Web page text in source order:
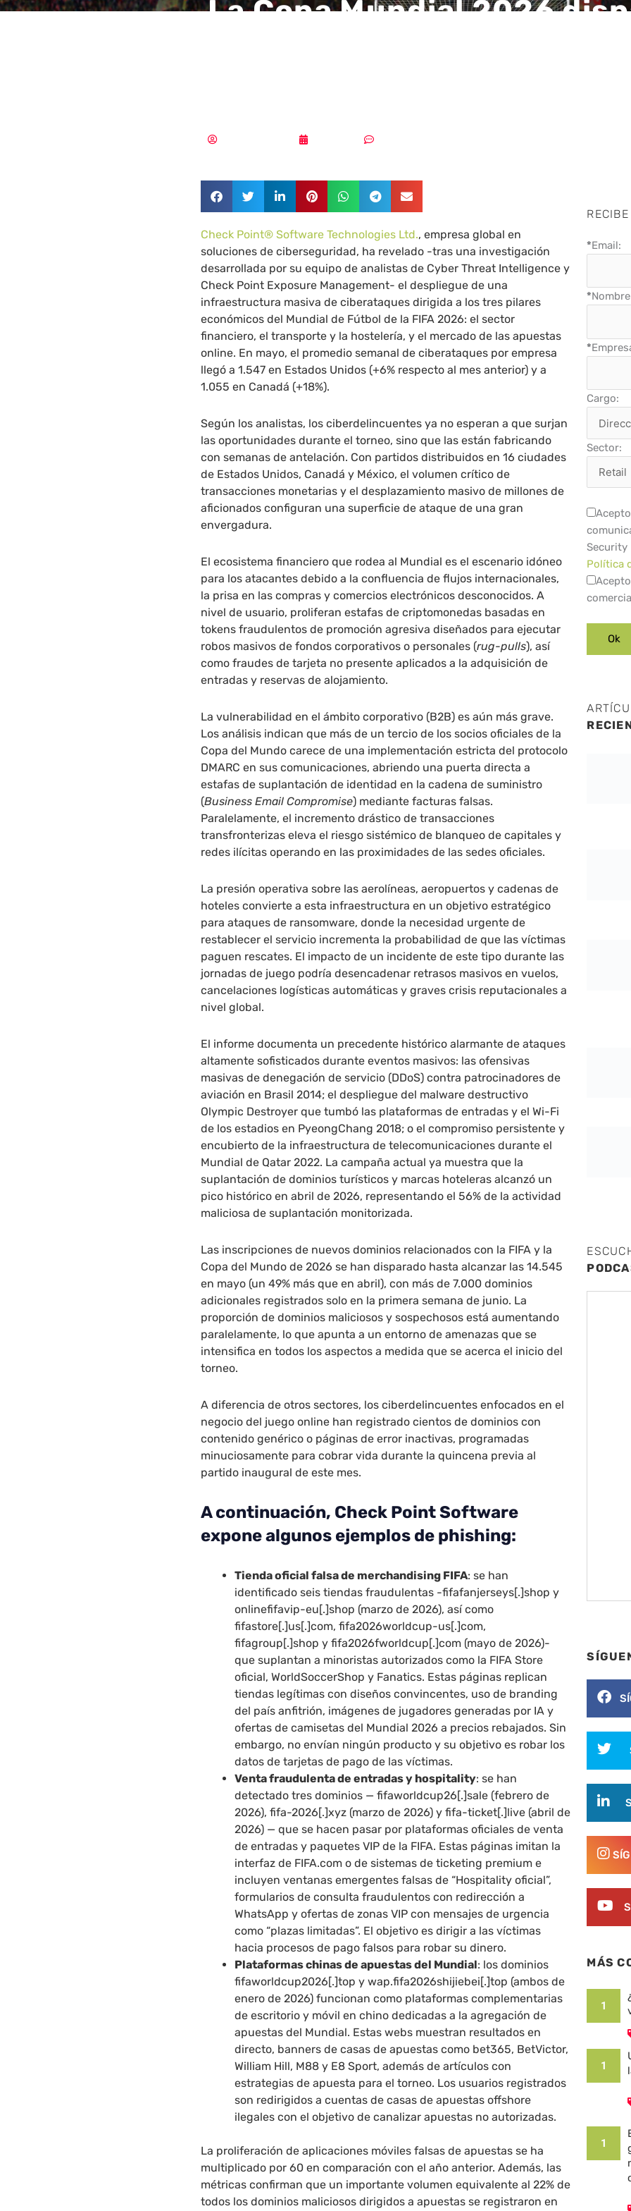
La Copa Mundial 2026
Check Point® Software Technologies Ltd., empresa global en
soluciones de ciberseguridad, ha revelado -tras una investigación
desarrollada por su equipo de analistas de Cyber Threat Intelligence y
Check Point Exposure Management- el despliegue de una
infraestructura masiva de ciberataques dirigida a los tres pilares
económicos del Mundial de Fútbol de la FIFA 2026: el sector
financiero, el transporte y la hostelería, y el mercado de las apuestas
online. En mayo, el promedio semanal de ciberataques por empresa
llegó a 1.547 en Estados Unidos (+6% respecto al mes anterior) y a
1.055 en Canadá (+18%).
Según los analistas, los ciberdelincuentes ya no esperan a que surjan
las oportunidades durante el torneo, sino que las están fabricando
con semanas de antelación. Con partidos distribuidos en 16 ciudades
de Estados Unidos, Canadá y México, el volumen crítico de
transacciones monetarias y el desplazamiento masivo de millones de
aficionados configuran una superficie de ataque de una gran
envergadura.
El ecosistema financiero que rodea al Mundial es el escenario idóneo
para los atacantes debido a la confluencia de flujos internacionales,
la prisa en las compras y comercios electrónicos desconocidos. A
nivel de usuario, proliferan estafas de criptomonedas basadas en
tokens fraudulentos de promoción agresiva diseñados para ejecutar
robos masivos de fondos corporativos o personales (rug-pulls), así
como fraudes de tarjeta no presente aplicados a la adquisición de
entradas y reservas de alojamiento.
La vulnerabilidad en el ámbito corporativo (B2B) es aún más grave.
Los análisis indican que más de un tercio de los socios oficiales de la
Copa del Mundo carece de una implementación estricta del protocolo
DMARC en sus comunicaciones, abriendo una puerta directa a
estafas de suplantación de identidad en la cadena de suministro
(Business Email Compromise) mediante facturas falsas.
Paralelamente, el incremento drástico de transacciones
transfronterizas eleva el riesgo sistémico de blanqueo de capitales y
redes ilícitas operando en las proximidades de las sedes oficiales.
La presión operativa sobre las aerolíneas, aeropuertos y cadenas de
hoteles convierte a esta infraestructura en un objetivo estratégico
para ataques de ransomware, donde la necesidad urgente de
restablecer el servicio incrementa la probabilidad de que las víctimas
paguen rescates. El impacto de un incidente de este tipo durante las
jornadas de juego podría desencadenar retrasos masivos en vuelos,
cancelaciones logísticas automáticas y graves crisis reputacionales a
nivel global.
El informe documenta un precedente histórico alarmante de ataques
altamente sofisticados durante eventos masivos: las ofensivas
masivas de denegación de servicio (DDoS) contra patrocinadores de
aviación en Brasil 2014; el despliegue del malware destructivo
Olympic Destroyer que tumbó las plataformas de entradas y el Wi-Fi
de los estadios en PyeongChang 2018; o el compromiso persistente y
encubierto de la infraestructura de telecomunicaciones durante el
Mundial de Qatar 2022. La campaña actual ya muestra que la
suplantación de dominios turísticos y marcas hoteleras alcanzó un
pico histórico en abril de 2026, representando el 56% de la actividad
maliciosa de suplantación monitorizada.
Las inscripciones de nuevos dominios relacionados con la FIFA y la
Copa del Mundo de 2026 se han disparado hasta alcanzar las 14.545
en mayo (un 49% más que en abril), con más de 7.000 dominios
adicionales registrados solo en la primera semana de junio. La
proporción de dominios maliciosos y sospechosos está aumentando
paralelamente, lo que apunta a un entorno de amenazas que se
intensifica en todos los aspectos a medida que se acerca el inicio del
torneo.
A diferencia de otros sectores, los ciberdelincuentes enfocados en el
negocio del juego online han registrado cientos de dominios con
contenido genérico o páginas de error inactivas, programadas
minuciosamente para cobrar vida durante la quincena previa al
partido inaugural de este mes.
A continuación, Check Point Software
expone algunos ejemplos de phishing:
Tienda oficial falsa de merchandising FIFA: se han
identificado seis tiendas fraudulentas -fifafanjerseys[.]shop y
onlinefifavip-eu[.]shop (marzo de 2026), así como
fifastore[.]us[.]com, fifa2026worldcup-us[.]com,
fifagroup[.]shop y fifa2026fworldcup[.]com (mayo de 2026)-
que suplantan a minoristas autorizados como la FIFA Store
oficial, WorldSoccerShop y Fanatics. Estas páginas replican
tiendas legítimas con diseños convincentes, uso de branding
del país anfitrión, imágenes de jugadores generadas por IA y
ofertas de camisetas del Mundial 2026 a precios rebajados. Sin
embargo, no envían ningún producto y su objetivo es robar los
datos de tarjetas de pago de las víctimas.
Venta fraudulenta de entradas y hospitality: se han
detectado tres dominios — fifaworldcup26[.]sale (febrero de
2026), fifa-2026[.]xyz (marzo de 2026) y fifa-ticket[.]live (abril de
2026) — que se hacen pasar por plataformas oficiales de venta
de entradas y paquetes VIP de la FIFA. Estas páginas imitan la
interfaz de FIFA.com o de sistemas de ticketing premium e
incluyen ventanas emergentes falsas de “Hospitality oficial”,
formularios de consulta fraudulentos con redirección a
WhatsApp y ofertas de zonas VIP con mensajes de urgencia
como “plazas limitadas”. El objetivo es dirigir a las víctimas
hacia procesos de pago falsos para robar su dinero.
Plataformas chinas de apuestas del Mundial: los dominios
fifaworldcup2026[.]top y wap.fifa2026shijiebei[.]top (ambos de
enero de 2026) funcionan como plataformas complementarias
de escritorio y móvil en chino dedicadas a la agregación de
apuestas del Mundial. Estas webs muestran resultados en
directo, banners de casas de apuestas como bet365, BetVictor,
William Hill, M88 y E8 Sport, además de artículos con
estrategias de apuesta para el torneo. Los usuarios registrados
son redirigidos a cuentas de casas de apuestas offshore
ilegales con el objetivo de canalizar apuestas no autorizadas.
La proliferación de aplicaciones móviles falsas de apuestas se ha
multiplicado por 60 en comparación con el año anterior. Además, las
métricas confirman que un importante volumen equivalente al 22% de
todos los dominios maliciosos dirigidos a apuestas se registraron en
*Email:
*
*
Cargo:
Sector:
Security
Política
MÁS
1
1
1